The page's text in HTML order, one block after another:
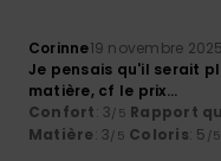
Corinne19 novembre 2025
Je pensais qu'il serait
matière, cf le prix...
Confort: 3/5 Rapport
Matière: 3/5 Coloris: 5 /5